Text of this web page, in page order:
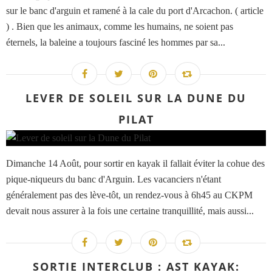
sur le banc d'arguin et ramené à la cale du port d'Arcachon. ( article
) . Bien que les animaux, comme les humains, ne soient pas
éternels, la baleine a toujours fasciné les hommes par sa...
LEVER DE SOLEIL SUR LA DUNE DU
PILAT
Dimanche 14 Août, pour sortir en kayak il fallait éviter la cohue des
pique-niqueurs du banc d'Arguin. Les vacanciers n'étant
généralement pas des lève-tôt, un rendez-vous à 6h45 au CKPM
devait nous assurer à la fois une certaine tranquillité, mais aussi...
SORTIE INTERCLUB : AST KAYAK: